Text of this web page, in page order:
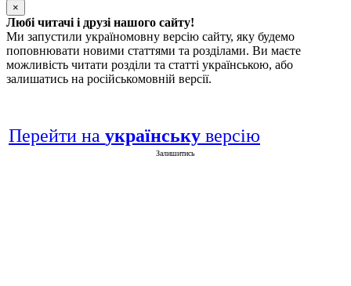
×
Любі читачі і друзі нашого сайту!
Ми запустили україномовну версію сайту, яку будемо
поповнювати новими статтями та розділами. Ви маєте
можливість читати розділи та статті українською, або
залишатись на російськомовній версії.
Перейти на українську версію
Залишитись